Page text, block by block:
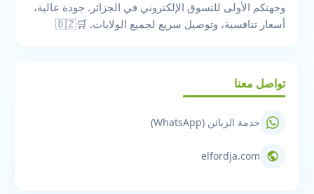
وجهتكم الأولى للتسوق الإلكتروني في الجزائر. جودة عالية،
أسعار تنافسية، وتوصيل سريع لجميع الولايات. 🛒🇩🇿
تواصل معنا
خدمة الزبائن (WhatsApp)
elfordja.com